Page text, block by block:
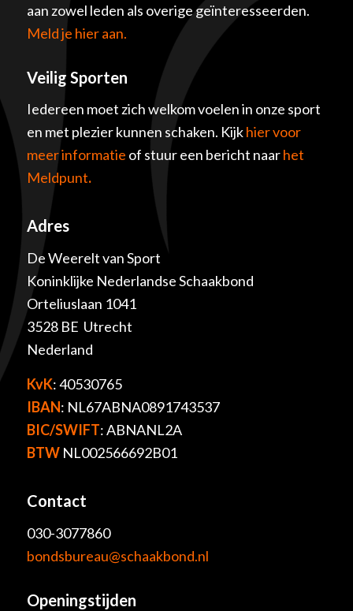
aan zowel leden als overige geïnteresseerden.
Meld je hier aan.
Veilig Sporten
Iedereen moet zich welkom voelen in onze sport
en met plezier kunnen schaken. Kijkhier voor
meer informatie of stuur een bericht naarhet
Meldpunt.
Adres
De Weerelt van Sport
Koninklijke Nederlandse Schaakbond
Orteliuslaan 1041
3528 BE Utrecht
Nederland
KvK: 40530765
IBAN: NL67ABNA0891743537
BIC/SWIFT: ABNANL2A
BTWNL002566692B01
Contact
030-3077860
bondsbureau@schaakbond.nl
Openingstijden